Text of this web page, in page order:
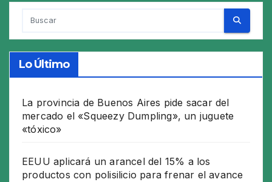
Lo Último
La provincia de Buenos Aires pide sacar del
mercado el «Squeezy Dumpling», un juguete
«tóxico»
EEUU aplicará un arancel del 15% a los
productos con polisilicio para frenar el avance